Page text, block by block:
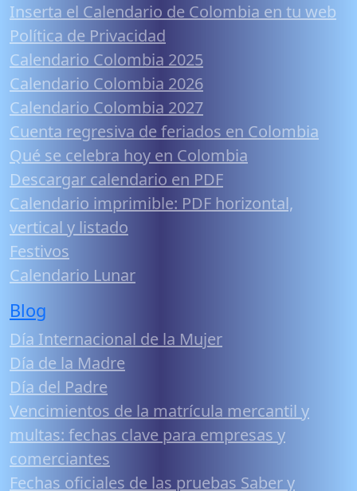
Inserta el Calendario de Colombia en tu web
Política de Privacidad
Calendario Colombia 2025
Calendario Colombia 2026
Calendario Colombia 2027
Cuenta regresiva de feriados en Colombia
Qué se celebra hoy en Colombia
Descargar calendario en PDF
Calendario imprimible: PDF horizontal,
vertical y listado
Festivos
Calendario Lunar
Blog
Día Internacional de la Mujer
Día de la Madre
Día del Padre
Vencimientos de la matrícula mercantil y
multas: fechas clave para empresas y
comerciantes
Fechas oficiales de las pruebas Saber y